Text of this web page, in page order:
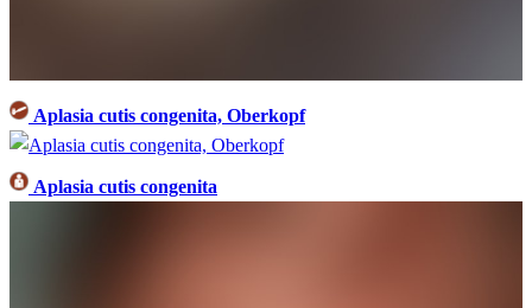
Aplasia cutis congenita, Oberkopf
Aplasia cutis congenita